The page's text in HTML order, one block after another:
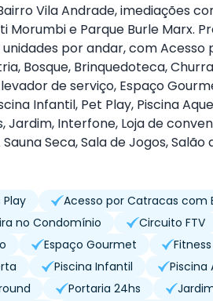
Vila Andrade, imediações
Morumbi e Parque Burle Marx.
por andar, com Acesso
Bosque, Brinquedoteca,
de serviço, Espaço
Infantil, Pet Play, Piscina
Jardim, Interfone, Loja de
Seca, Sala de Jogos,
Play Acesso por Catracas com
no Condomínio Circuito FTV
Espaço Gourmet Fitness
Piscina Infantil
Piscina
Portaria 24hs